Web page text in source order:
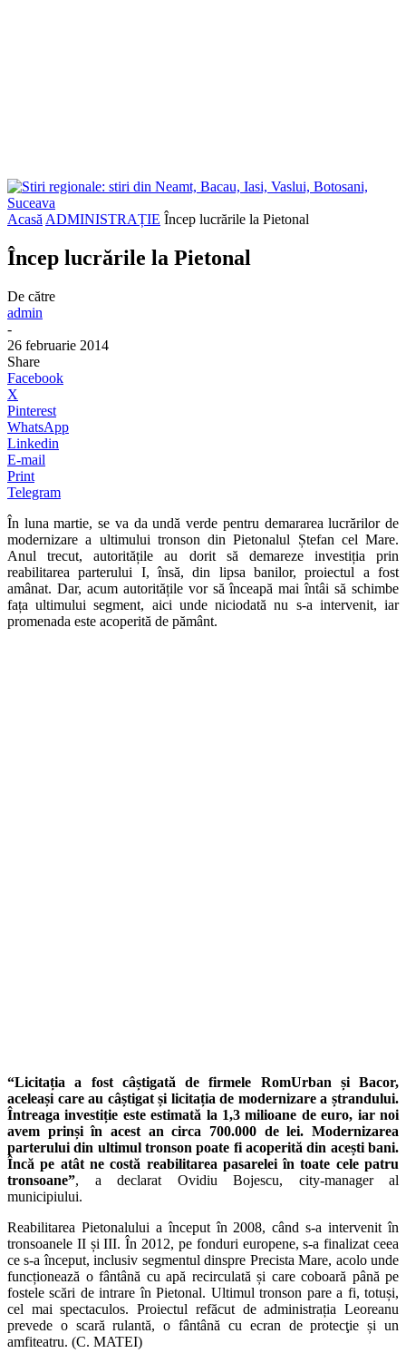
Acasă ADMINISTRAȚIE Încep lucrările la Pietonal
Încep lucrările la Pietonal
De către
admin
-
26 februarie 2014
Share
Facebook
X
Pinterest
WhatsApp
Linkedin
E-mail
Print
Telegram
În luna martie, se va da undă verde pentru demararea lucrărilor de
modernizare a ultimului tronson din Pietonalul Ștefan cel Mare.
Anul trecut, autoritățile au dorit să demareze investiția prin
reabilitarea parterului I, însă, din lipsa banilor, proiectul a fost
amânat. Dar, acum autoritățile vor să înceapă mai întâi să schimbe
fața ultimului segment, aici unde niciodată nu s-a intervenit, iar
promenada este acoperită de pământ.
“Licitația a fost câștigată de firmele RomUrban și Bacor,
aceleași care au câștigat și licitația de modernizare a ștrandului.
Întreaga investiție este estimată la 1,3 milioane de euro, iar noi
avem prinși în acest an circa 700.000 de lei. Modernizarea
parterului din ultimul tronson poate fi acoperită din acești bani.
Încă pe atât ne costă reabilitarea pasarelei în toate cele patru
tronsoane”, a declarat Ovidiu Bojescu, city-manager al
municipiului.
Reabilitarea Pietonalului a început în 2008, când s-a intervenit în
tronsoanele II și III. În 2012, pe fonduri europene, s-a finalizat ceea
ce s-a început, inclusiv segmentul dinspre Precista Mare, acolo unde
funcționează o fântână cu apă recirculată și care coboară până pe
fostele scări de intrare în Pietonal. Ultimul tronson pare a fi, totuși,
cel mai spectaculos. Proiectul refăcut de administrația Leoreanu
prevede o scară rulantă, o fântână cu ecran de protecţie și un
amfiteatru. (C. MATEI)